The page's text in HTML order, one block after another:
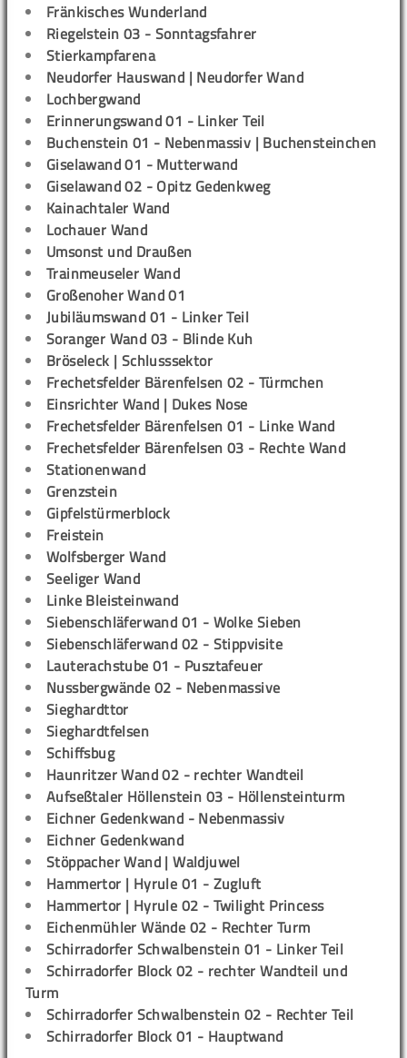
Fränkisches Wunderland
Riegelstein 03 - Sonntagsfahrer
Stierkampfarena
Neudorfer Hauswand | Neudorfer Wand
Lochbergwand
Erinnerungswand 01 - Linker Teil
Buchenstein 01 - Nebenmassiv | Buchensteinchen
Giselawand 01 - Mutterwand
Giselawand 02 - Opitz Gedenkweg
Kainachtaler Wand
Lochauer Wand
Umsonst und Draußen
Trainmeuseler Wand
Großenoher Wand 01
Jubiläumswand 01 - Linker Teil
Soranger Wand 03 - Blinde Kuh
Bröseleck | Schlusssektor
Frechetsfelder Bärenfelsen 02 - Türmchen
Einsrichter Wand | Dukes Nose
Frechetsfelder Bärenfelsen 01 - Linke Wand
Frechetsfelder Bärenfelsen 03 - Rechte Wand
Stationenwand
Grenzstein
Gipfelstürmerblock
Freistein
Wolfsberger Wand
Seeliger Wand
Linke Bleisteinwand
Siebenschläferwand 01 - Wolke Sieben
Siebenschläferwand 02 - Stippvisite
Lauterachstube 01 - Pusztafeuer
Nussbergwände 02 - Nebenmassive
Sieghardttor
Sieghardtfelsen
Schiffsbug
Haunritzer Wand 02 - rechter Wandteil
Aufseßtaler Höllenstein 03 - Höllensteinturm
Eichner Gedenkwand - Nebenmassiv
Eichner Gedenkwand
Stöppacher Wand | Waldjuwel
Hammertor | Hyrule 01 - Zugluft
Hammertor | Hyrule 02 - Twilight Princess
Eichenmühler Wände 02 - Rechter Turm
Schirradorfer Schwalbenstein 01 - Linker Teil
Schirradorfer Block 02 - rechter Wandteil und
Turm
Schirradorfer Schwalbenstein 02 - Rechter Teil
Schirradorfer Block 01 - Hauptwand